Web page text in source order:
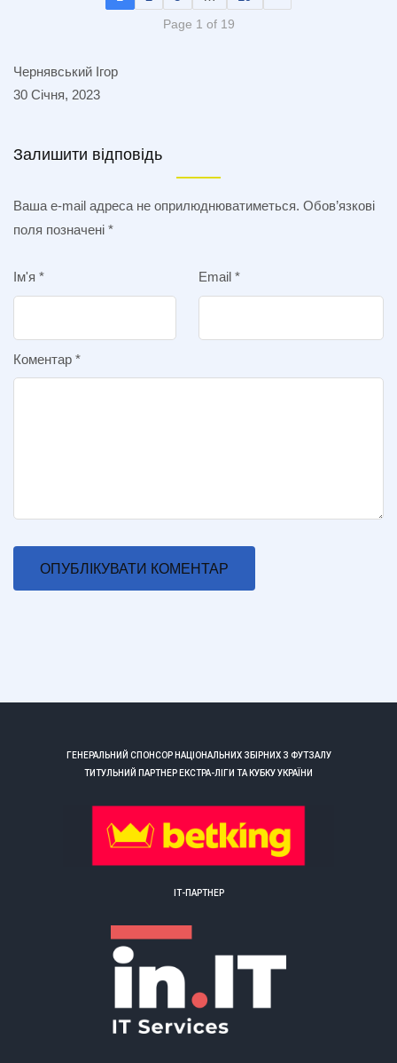
Page 1 of 19
Чернявський Ігор
30 Січня, 2023
Залишити відповідь
Ваша e-mail адреса не оприлюднюватиметься. Обов’язкові
поля позначені *
Ім'я * Email *
Коментар *
ГЕНЕРАЛЬНИЙ СПОНСОР НАЦІОНАЛЬНИХ ЗБІРНИХ З ФУТЗАЛУ
ТИТУЛЬНИЙ ПАРТНЕР ЕКСТРА-ЛІГИ ТА КУБКУ УКРАЇНИ
ІТ-ПАРТНЕР